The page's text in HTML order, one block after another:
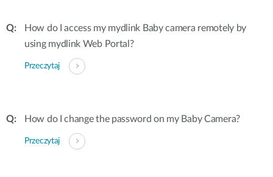
How do I access my mydlink Baby camera remotely by
using mydlink Web Portal?
Przeczytaj
How do I change the password on my Baby Camera?
Przeczytaj